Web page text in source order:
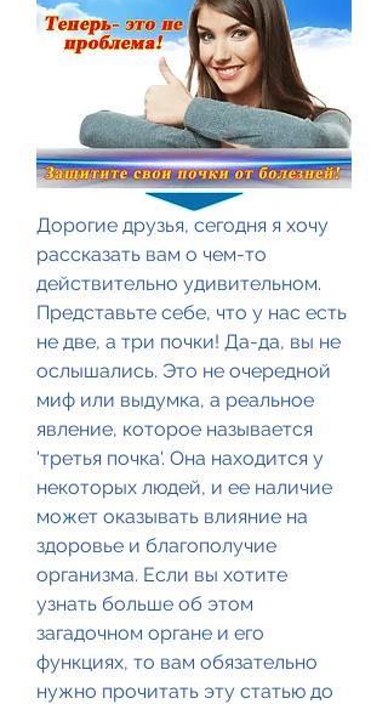
Дорогие друзья, сегодня я хочу
рассказать вам о чем-то
действительно удивительном.
Представьте себе, что у нас есть
не две, а три почки! Да-да, вы не
ослышались. Это не очередной
миф или выдумка, а реальное
явление, которое называется
'третья почка'. Она находится у
некоторых людей, и ее наличие
может оказывать влияние на
здоровье и благополучие
организма. Если вы хотите
узнать больше об этом
загадочном органе и его
функциях, то вам обязательно
нужно прочитать эту статью до